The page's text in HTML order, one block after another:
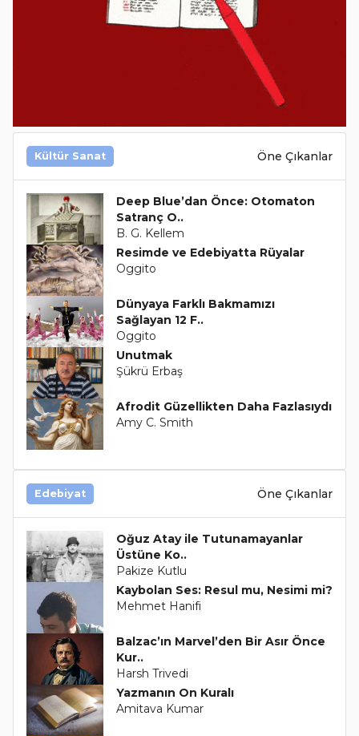
Kültür Sanat Öne Çıkanlar
Deep Blue’dan Önce: Otomaton
Satranç O..
B. G. Kellem
Resimde ve Edebiyatta Rüyalar
Oggito
Dünyaya Farklı Bakmamızı
Sağlayan 12 F..
Oggito
Unutmak
Şükrü Erbaş
Afrodit Güzellikten Daha Fazlasıydı
Amy C. Smith
Edebiyat Öne Çıkanlar
Oğuz Atay ile Tutunamayanlar
Üstüne Ko..
Pakize Kutlu
Kaybolan Ses: Resul mu, Nesimi mi?
Mehmet Hanifi
Balzac’ın Marvel’den Bir Asır Önce
Kur..
Harsh Trivedi
Yazmanın On Kuralı
Amitava Kumar